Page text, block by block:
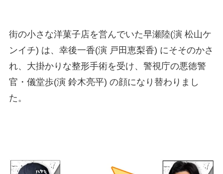
街の小さな洋菓子店を営んでいた早瀬陸(演 松山ケ
ンイチ) は、幸後一香(演 戸田恵梨香) にそそのかさ
れ、大掛かりな整形手術を受け、警視庁の悪徳警
官・儀堂歩(演 鈴木亮平) の顔になり替わりまし
た。